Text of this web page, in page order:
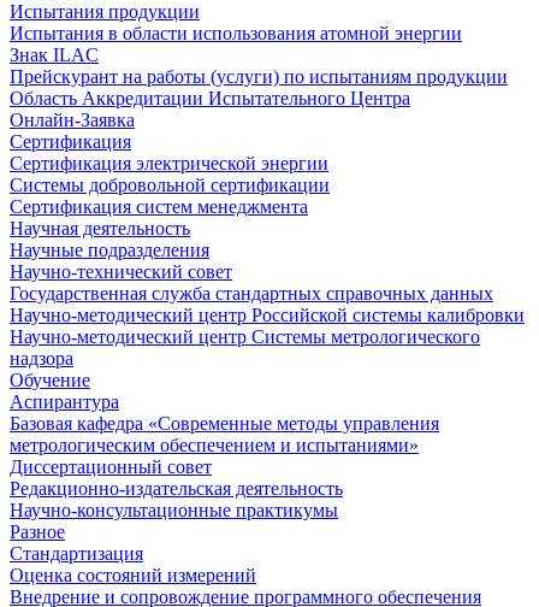
Испытания продукции
Испытания в области использования атомной энергии
Знак ILAC
Прейскурант на работы (услуги) по испытаниям продукции
Область Аккредитации Испытательного Центра
Онлайн-Заявка
Сертификация
Сертификация электрической энергии
Системы добровольной сертификации
Сертификация систем менеджмента
Научная деятельность
Научные подразделения
Научно-технический совет
Государственная служба стандартных справочных данных
Научно-методический центр Российской системы калибровки
Научно-методический центр Системы метрологического
надзора
Обучение
Аспирантура
Базовая кафедра «Современные методы управления
метрологическим обеспечением и испытаниями»
Диссертационный совет
Редакционно-издательская деятельность
Научно-консультационные практикумы
Разное
Стандартизация
Оценка состояний измерений
Внедрение и сопровождение программного обеспечения